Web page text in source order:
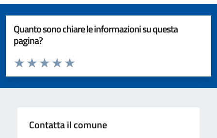
Quanto sono chiare le informazioni su questa
pagina?
Valuta da 1 a 5 stelle la pagina
Valuta 5 stelle su 5
Valuta 4 stelle su 5
Valuta 3 stelle su 5
Valuta 2 stelle su 5
Valuta 1 stelle su 5
Contatta il comune